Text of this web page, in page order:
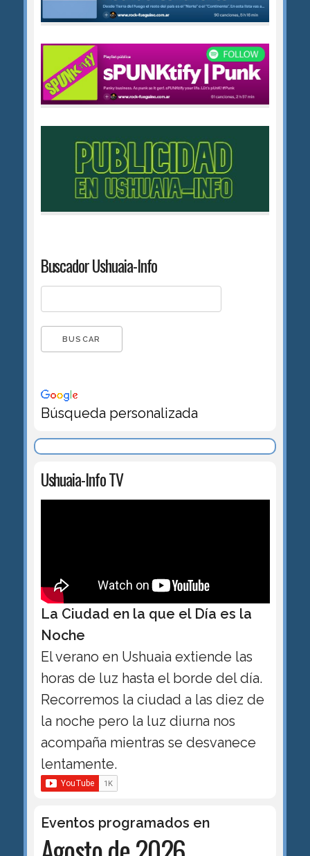
Buscador Ushuaia-Info
Búsqueda personalizada
Ushuaia-Info TV
La Ciudad en la que el Día es la
Noche
El verano en Ushuaia extiende las
horas de luz hasta el borde del día.
Recorremos la ciudad a las diez de
la noche pero la luz diurna nos
acompaña mientras se desvanece
lentamente.
Eventos programados en